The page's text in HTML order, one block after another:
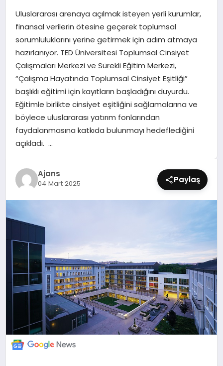
SAĞLIK
SIYASET
SPOR
TEKNOLOJI
YAŞAM
Uluslararası arenaya açılmak isteyen yerli kurumlar,
finansal verilerin ötesine geçerek toplumsal
sorumluluklarını yerine getirmek için adım atmaya
hazırlanıyor. TED Üniversitesi Toplumsal Cinsiyet
Çalışmaları Merkezi ve Sürekli Eğitim Merkezi,
“Çalışma Hayatında Toplumsal Cinsiyet Eşitliği”
başlıklı eğitimi için kayıtların başladığını duyurdu.
Eğitimle birlikte cinsiyet eşitliğini sağlamalarına ve
böylece uluslararası yatırım fonlarından
faydalanmasına katkıda bulunmayı hedeflediğini
açıkladı. …
Ajans
04 Mart 2025 Paylaş